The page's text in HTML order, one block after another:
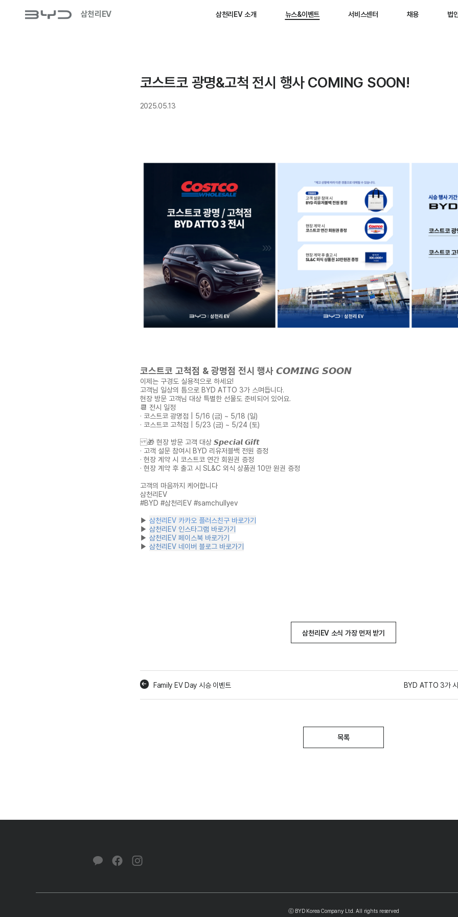
삼천리EV 삼천리EV 소개 뉴스&이벤트 서비스센터 채용 법
코스트코 광명&고척 전시 행사 COMING SOON!
2025.05.13
코스트코 고척점 & 광명점 전시 행사 𝘾𝙊𝙈𝙄𝙉𝙂 𝙎𝙊𝙊𝙉
이제는 구경도 실용적으로 하세요!
고객님 일상의 틈으로 BYD ATTO 3가 스며듭니다.
현장 방문 고객님 대상 특별한 선물도 준비되어 있어요.
📆 전시 일정
· 코스트코 광명점 | 5/16 (금) ~ 5/18 (일)
· 코스트코 고척점 | 5/23 (금) ~ 5/24 (토)
🎁 현장 방문 고객 대상 𝙎𝙥𝙚𝙘𝙞𝙖𝙡 𝙂𝙞𝙛𝙩
· 고객 설문 참여시 BYD 리유저블백 전원 증정
· 현장 계약 시 코스트코 연간 회원권 증정
· 현장 계약 후 출고 시 SL&C 외식 상품권 10만 원권 증정
고객의 마음까지 케어합니다
삼천리EV
#BYD #삼천리EV #samchullyev
▶ 삼천리EV 카카오 플러스친구 바로가기
▶ 삼천리EV 인스타그램 바로가기
▶ 삼천리EV 페이스북 바로가기
▶ 삼천리EV 네이버 블로그 바로가기
삼천리EV 소식 가장 먼저 받기
Family EV Day 시승 이벤트 BYD ATTO 3가 시
목록
ⓒ BYD Korea Company Ltd. All rights reserved